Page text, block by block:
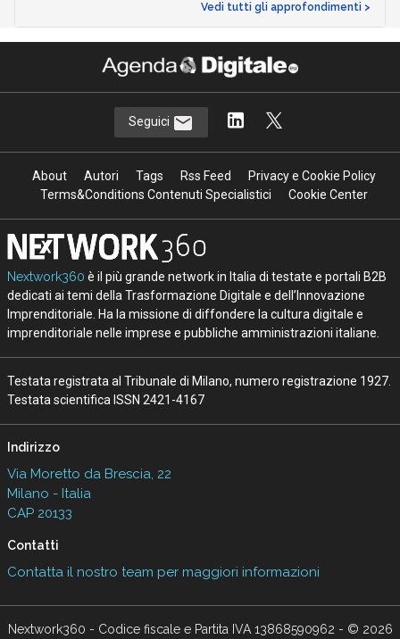
Vedi tutti gli approfondimenti >
Seguici
About Autori Tags Rss Feed
Privacy e Cookie Policy
Terms&Conditions Contenuti Specialistici
Cookie Center
Nextwork360 è il più grande network in Italia di testate e portali B2B
dedicati ai temi della Trasformazione Digitale e dell’Innovazione
Imprenditoriale. Ha la missione di diffondere la cultura digitale e
imprenditoriale nelle imprese e pubbliche amministrazioni italiane.
Testata registrata al Tribunale di Milano, numero registrazione 1927.
Testata scientifica ISSN 2421-4167
Indirizzo
Via Moretto da Brescia, 22
Milano - Italia
CAP 20133
Contatti
Contatta il nostro team per maggiori informazioni
Nextwork360 - Codice fiscale e Partita IVA 13868590962 - © 2026